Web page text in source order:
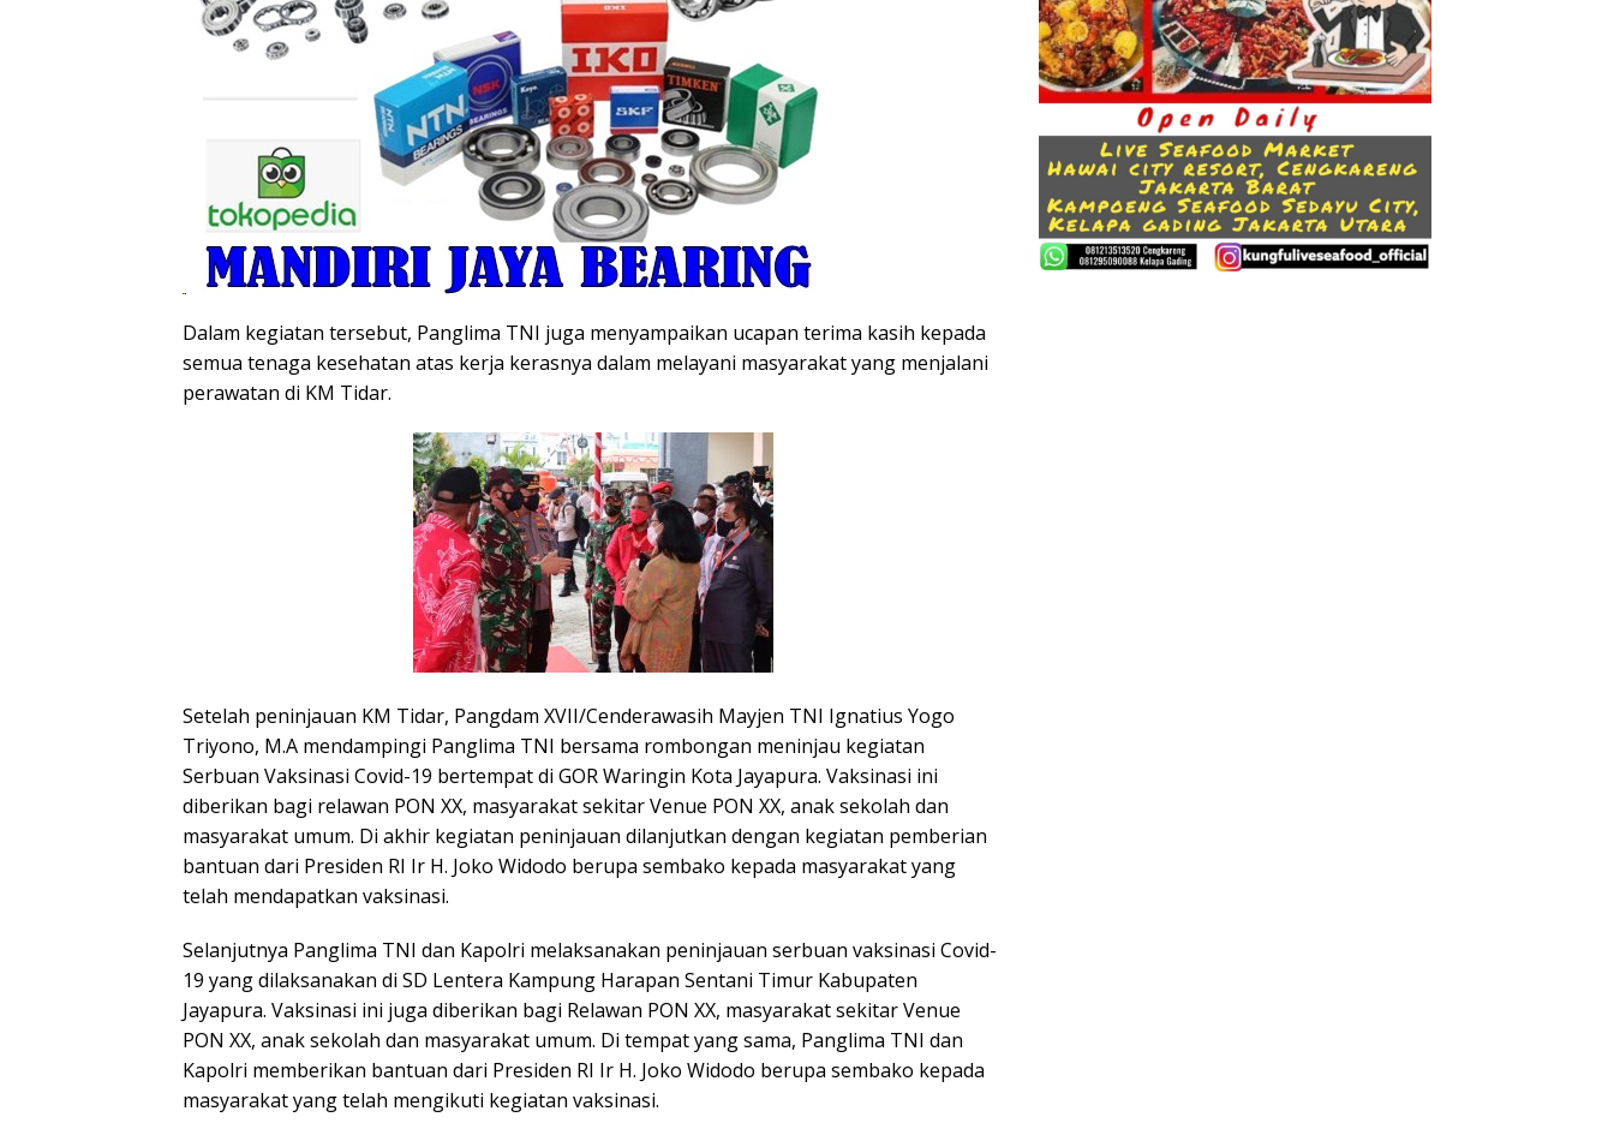
Dalam kegiatan tersebut, Panglima TNI juga menyampaikan ucapan terima kasih kepada
semua tenaga kesehatan atas kerja kerasnya dalam melayani masyarakat yang menjalani
perawatan di KM Tidar.
Setelah peninjauan KM Tidar, Pangdam XVII/Cenderawasih Mayjen TNI Ignatius Yogo
Triyono, M.A mendampingi Panglima TNI bersama rombongan meninjau kegiatan
Serbuan Vaksinasi Covid-19 bertempat di GOR Waringin Kota Jayapura. Vaksinasi ini
diberikan bagi relawan PON XX, masyarakat sekitar Venue PON XX, anak sekolah dan
masyarakat umum. Di akhir kegiatan peninjauan dilanjutkan dengan kegiatan pemberian
bantuan dari Presiden RI Ir H. Joko Widodo berupa sembako kepada masyarakat yang
telah mendapatkan vaksinasi.
Selanjutnya Panglima TNI dan Kapolri melaksanakan peninjauan serbuan vaksinasi Covid-
19 yang dilaksanakan di SD Lentera Kampung Harapan Sentani Timur Kabupaten
Jayapura. Vaksinasi ini juga diberikan bagi Relawan PON XX, masyarakat sekitar Venue
PON XX, anak sekolah dan masyarakat umum. Di tempat yang sama, Panglima TNI dan
Kapolri memberikan bantuan dari Presiden RI Ir H. Joko Widodo berupa sembako kepada
masyarakat yang telah mengikuti kegiatan vaksinasi.